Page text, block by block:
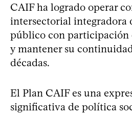
CAIF ha logrado operar
intersectorial integradora
público con participación
y mantener su
décadas.
El Plan CAIF es una
significativa de política